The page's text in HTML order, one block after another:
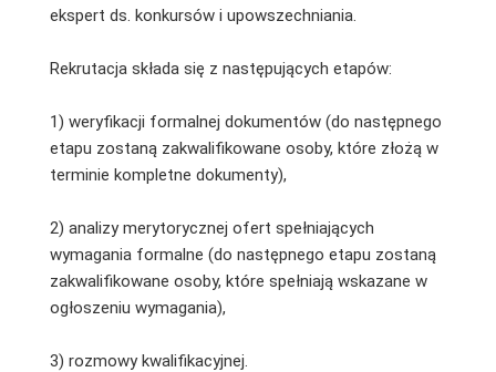
ekspert ds. konkursów i upowszechniania.
Rekrutacja składa się z następujących etapów:
1) weryfikacji formalnej dokumentów (do następnego
etapu zostaną zakwalifikowane osoby, które złożą w
terminie kompletne dokumenty),
2) analizy merytorycznej ofert spełniających
wymagania formalne (do następnego etapu zostaną
zakwalifikowane osoby, które spełniają wskazane w
ogłoszeniu wymagania),
3) rozmowy kwalifikacyjnej.